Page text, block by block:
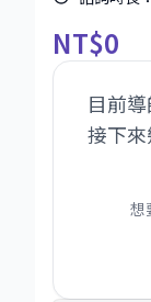
NT$0
目前
接下
想